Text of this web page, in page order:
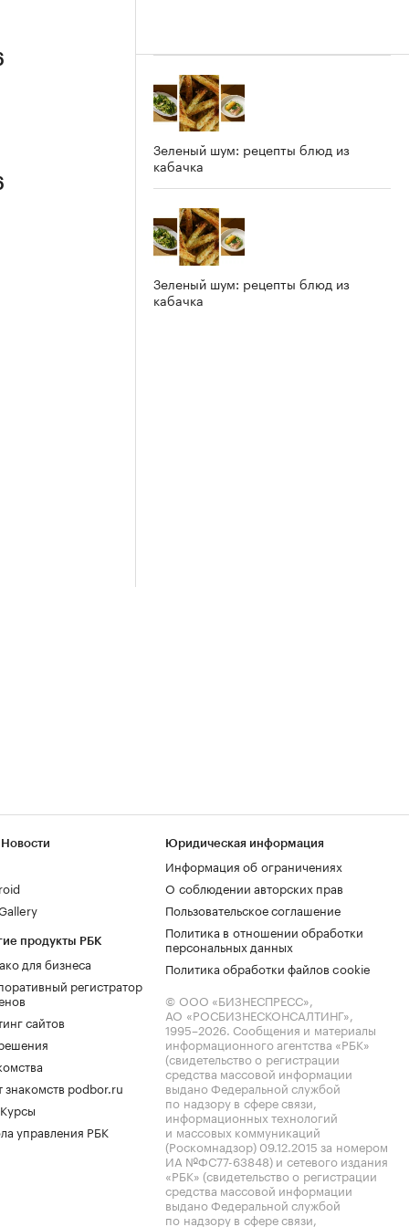
Зеленый шум: рецепты блюд из
кабачка
Зеленый шум: рецепты блюд из
кабачка
продукты РБК
для бизнеса
регистратор
сайтов
знакомств podbor.ru
управления РБК
Юридическая информация
Информация об ограничениях
О соблюдении авторских прав
Пользовательское соглашение
Политика в отношении обработки
персональных данных
Политика обработки файлов cookie
© ООО «БИЗНЕСПРЕСС»,
АО «РОСБИЗНЕСКОНСАЛТИНГ»,
1995–2026. Сообщения и материалы
информационного агентства «РБК»
(свидетельство о регистрации
средства массовой информации
выдано Федеральной службой
по надзору в сфере связи,
информационных технологий
и массовых коммуникаций
(Роскомнадзор) 09.12.2015 за номером
ИА №ФС77-63848) и сетевого издания
«РБК» (свидетельство о регистрации
средства массовой информации
выдано Федеральной службой
по надзору в сфере связи,